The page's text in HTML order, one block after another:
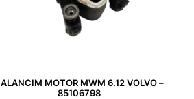
MOTOR MWM 6.12 VOLVO –
85106798